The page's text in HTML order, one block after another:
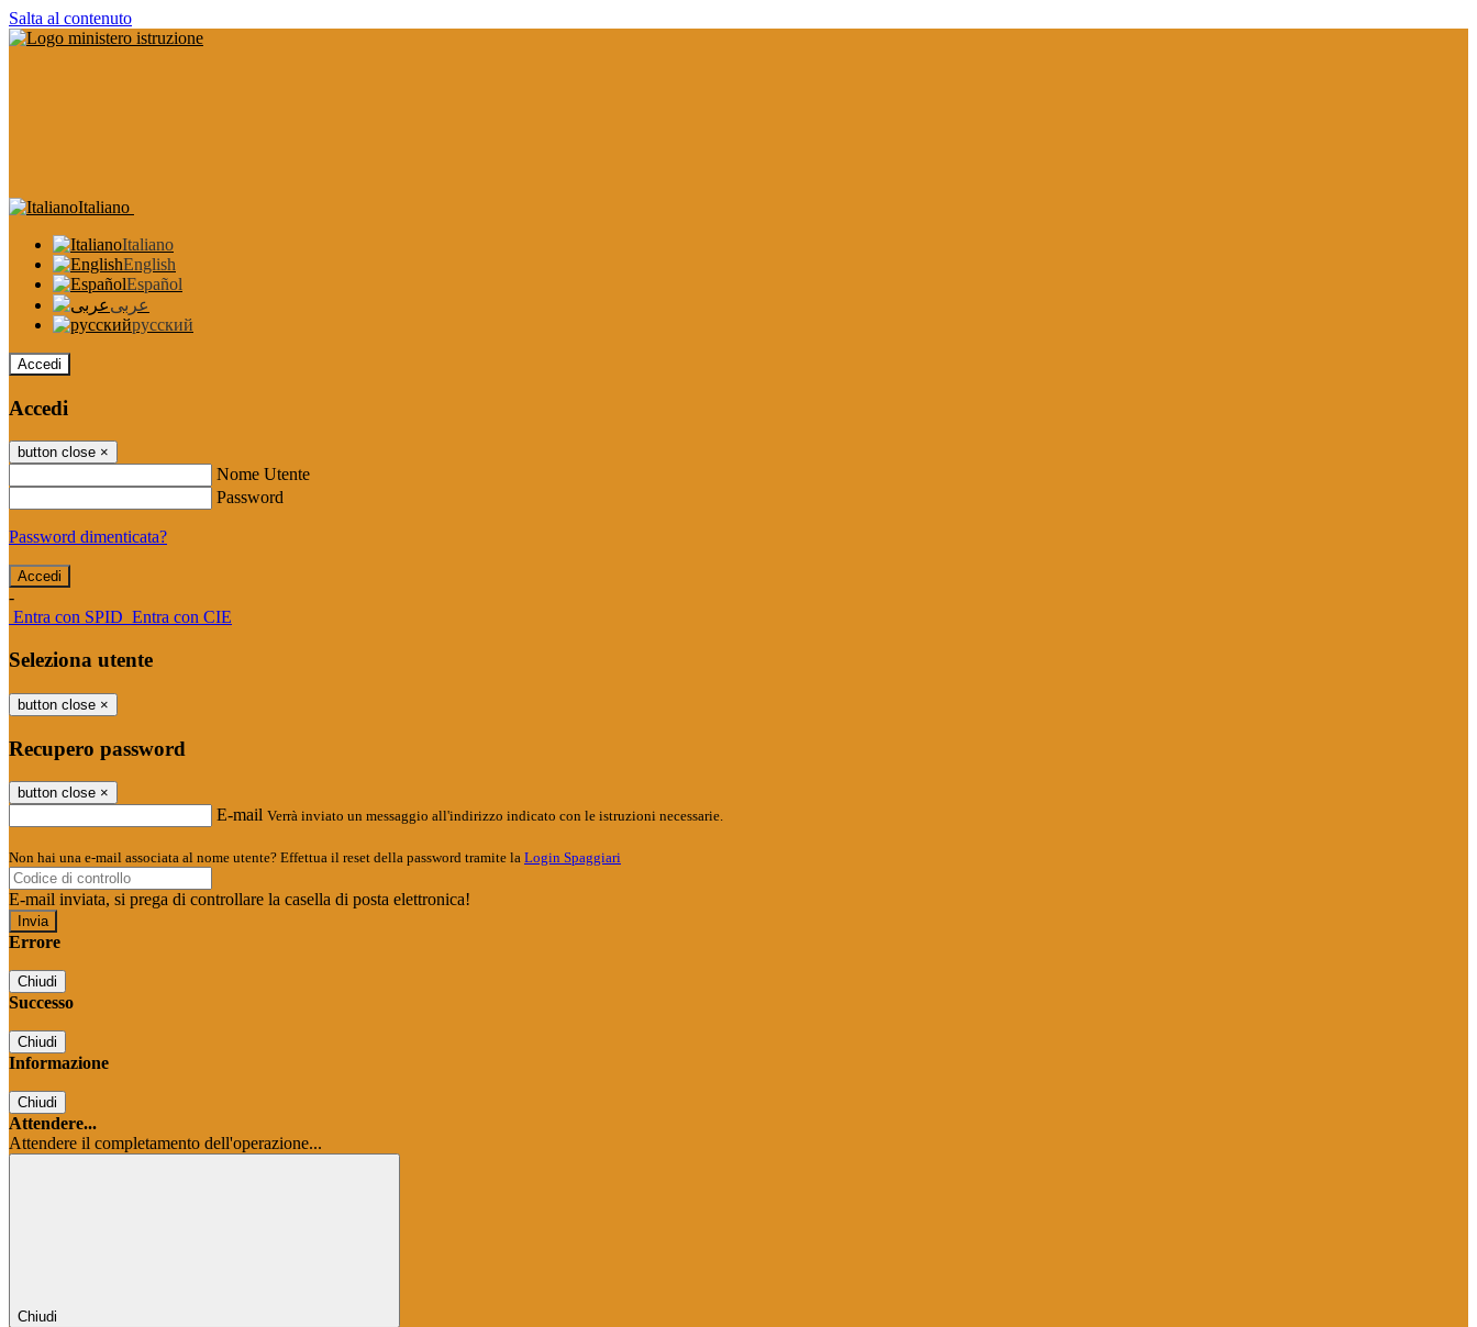
Salta al contenuto
Italiano
Italiano
English
Español
عربى
русский
Accedi
Accedi
button close ×
Nome Utente
Password
Password dimenticata?
-
Entra con SPID Entra con CIE
Seleziona utente
button close ×
Recupero password
button close ×
E-mail Verrà inviato un messaggio all'indirizzo indicato con le istruzioni necessarie.
Non hai una e-mail associata al nome utente? Effettua il reset della password tramite la Login Spaggiari
E-mail inviata, si prega di controllare la casella di posta elettronica!
Errore
Chiudi
Successo
Chiudi
Informazione
Chiudi
Attendere...
Attendere il completamento dell'operazione...
Chiudi